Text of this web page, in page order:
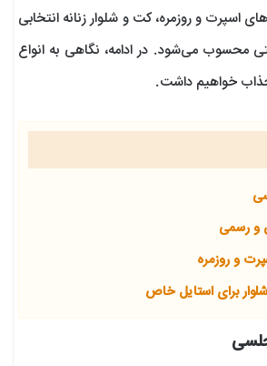
اسپرت و روزمره، کت و شلوار زنانه انتخابی
محسوب می‌شود. در ادامه، نگاهی به انواع
خواهیم داشت.
و رسمی
و روزمره
برای استایل خاص